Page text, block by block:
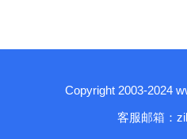
Copyright 2003-2024
客服邮箱：